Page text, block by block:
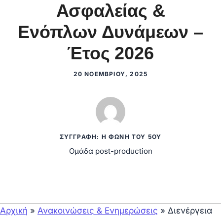
Ασφαλείας &
Ενόπλων Δυνάμεων –
Έτος 2026
20 ΝΟΕΜΒΡΊΟΥ, 2025
ΣΥΓΓΡΑΦΉ: Η ΦΩΝΉ ΤΟΥ 5ΟΥ
Ομάδα post-production
Αρχική » Ανακοινώσεις & Ενημερώσεις » Διενέργεια